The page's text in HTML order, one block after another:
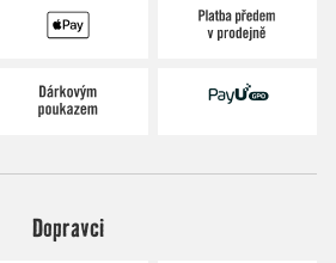
Dopravci